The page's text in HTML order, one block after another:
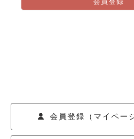
会員登録（マイペー